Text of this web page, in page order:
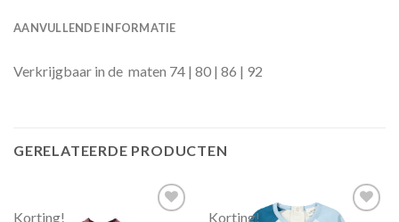
AANVULLENDE INFORMATIE
Verkrijgbaar in de maten 74 | 80 | 86 | 92
GERELATEERDE PRODUCTEN
Korting! Korting!